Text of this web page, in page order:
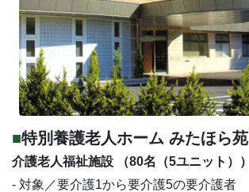
特別養護老人ホーム みたほら苑
介護老人福祉施設 （80名（5ユニット））
- 対象／要介護1から要介護5の要介護者